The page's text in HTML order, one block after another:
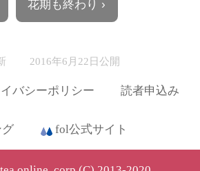
花期も終わり ›
2016年6月22日公開
バシーポリシー 読者申込み
グ fol公式サイト